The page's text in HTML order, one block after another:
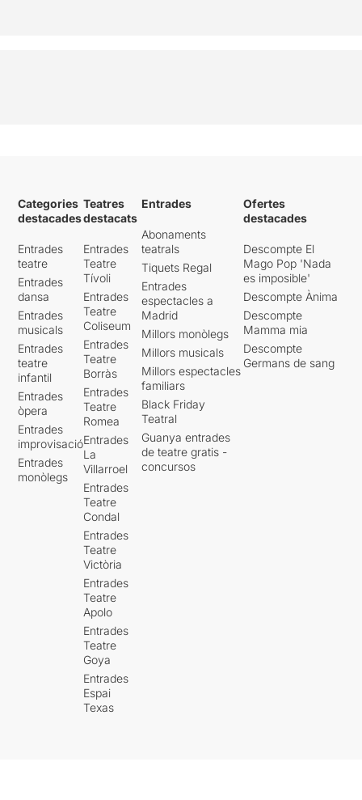
Categories
destacades
Entrades
teatre
Entrades
dansa
Entrades
musicals
Entrades
teatre
infantil
Entrades
òpera
Entrades
improvisació
Entrades
monòlegs
Teatres
destacats
Entrades
Teatre
Tívoli
Entrades
Teatre
Coliseum
Entrades
Teatre
Borràs
Entrades
Teatre
Romea
Entrades
La
Villarroel
Entrades
Teatre
Condal
Entrades
Teatre
Victòria
Entrades
Teatre
Apolo
Entrades
Teatre
Goya
Entrades
Espai
Texas
Entrades
Abonaments
teatrals
Tiquets Regal
Entrades
espectacles a
Madrid
Millors monòlegs
Millors musicals
Millors espectacles
familiars
Black Friday
Teatral
Guanya entrades
de teatre gratis -
concursos
Ofertes
destacades
Descompte El
Mago Pop 'Nada
es imposible'
Descompte Ànima
Descompte
Mamma mia
Descompte
Germans de sang